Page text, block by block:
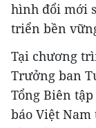
hình đổi mới
triển bền
Tại chương
Trưởng ban
Tổng Biên
báo Việt